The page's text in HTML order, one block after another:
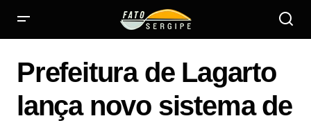
Prefeitura de Lagarto
lança novo sistema de